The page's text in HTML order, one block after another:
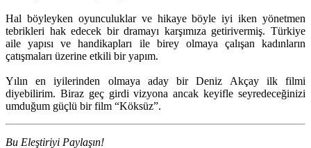
Hal böyleyken oyunculuklar ve hikaye böyle iyi iken yönetmen
tebrikleri hak edecek bir dramayı karşımıza getirivermiş. Türkiye
aile yapısı ve handikapları ile birey olmaya çalışan kadınların
çatışmaları üzerine etkili bir yapım.
Yılın en iyilerinden olmaya aday bir Deniz Akçay ilk filmi
diyebilirim. Biraz geç girdi vizyona ancak keyifle seyredeceğinizi
umduğum güçlü bir film “Köksüz”.
Bu Eleştiriyi Paylaşın!